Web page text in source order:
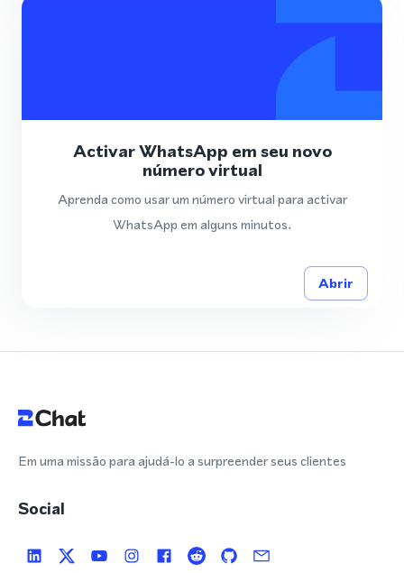
Activar WhatsApp em seu novo
número virtual
Aprenda como usar um número virtual para activar
WhatsApp em alguns minutos.
Abrir
Em uma missão para ajudá-lo a surpreender seus clientes
Social